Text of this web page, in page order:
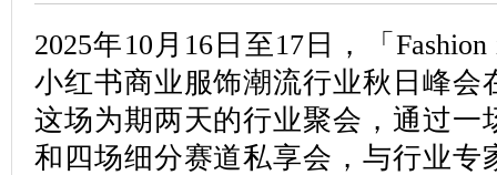
2025年10月16日至17日，「
小红书商业服饰潮流行业秋日峰会
这场为期两天的行业聚会，通过一
和四场细分赛道私享会，与行业专